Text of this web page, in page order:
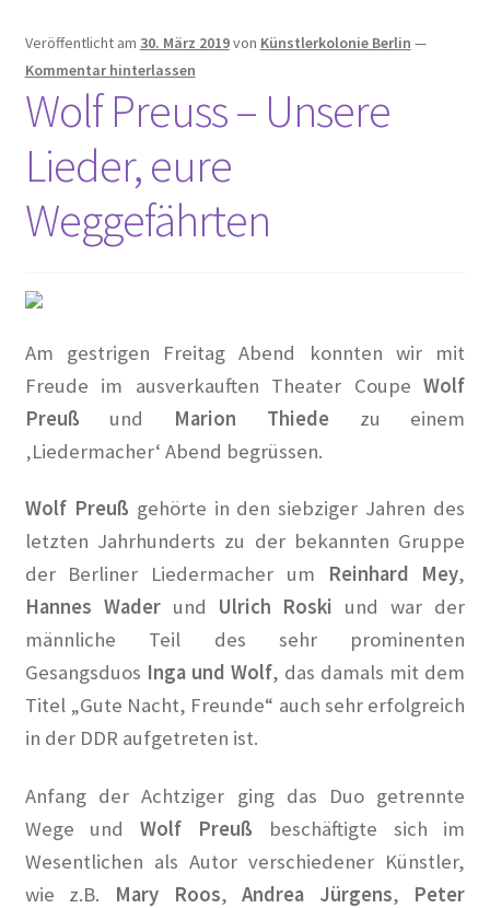
Hoffest 2024
Impressum
Tagesstatistik
In Memorian
Kaffeetreffen
Kalender 2021
Kalender 2024
Kasse
Kontakt
KüKo in der Presse
Angriff auf die rote Hungerburg in Neue Zürcher Zeitung
Berlin soll Wohnsiedlung kaufen in Berliner Kurier
Veröffentlicht am 30. März 2019von Künstlerkolonie Berlin —
Kommentar hinterlassen
Wolf Preuss – Unsere
Lieder, eure
Weggefährten
Am gestrigen Freitag Abend konnten wir mit
Freude im ausverkauften Theater CoupeWolf
Preuß und Marion Thiedezu einem
‚Liedermacher‘ Abend begrüssen.
Wolf Preuß gehörte in den siebziger Jahren des
letzten Jahrhunderts zu der bekannten Gruppe
der Berliner Liedermacher um
Reinhard Mey,
Hannes Waderund Ulrich Roski und war der
männliche Teil des sehr prominenten
Gesangsduos Inga und Wolf, das damals mit dem
Titel „Gute Nacht, Freunde“ auch sehr erfolgreich
in der DDR aufgetreten ist.
Anfang der Achtziger ging das Duo getrennte
Wege undWolf Preuß beschäftigte sich im
Wesentlichen als Autor verschiedener Künstler,
wie z.B. Mary Roos,Andrea Jürgens, Peter